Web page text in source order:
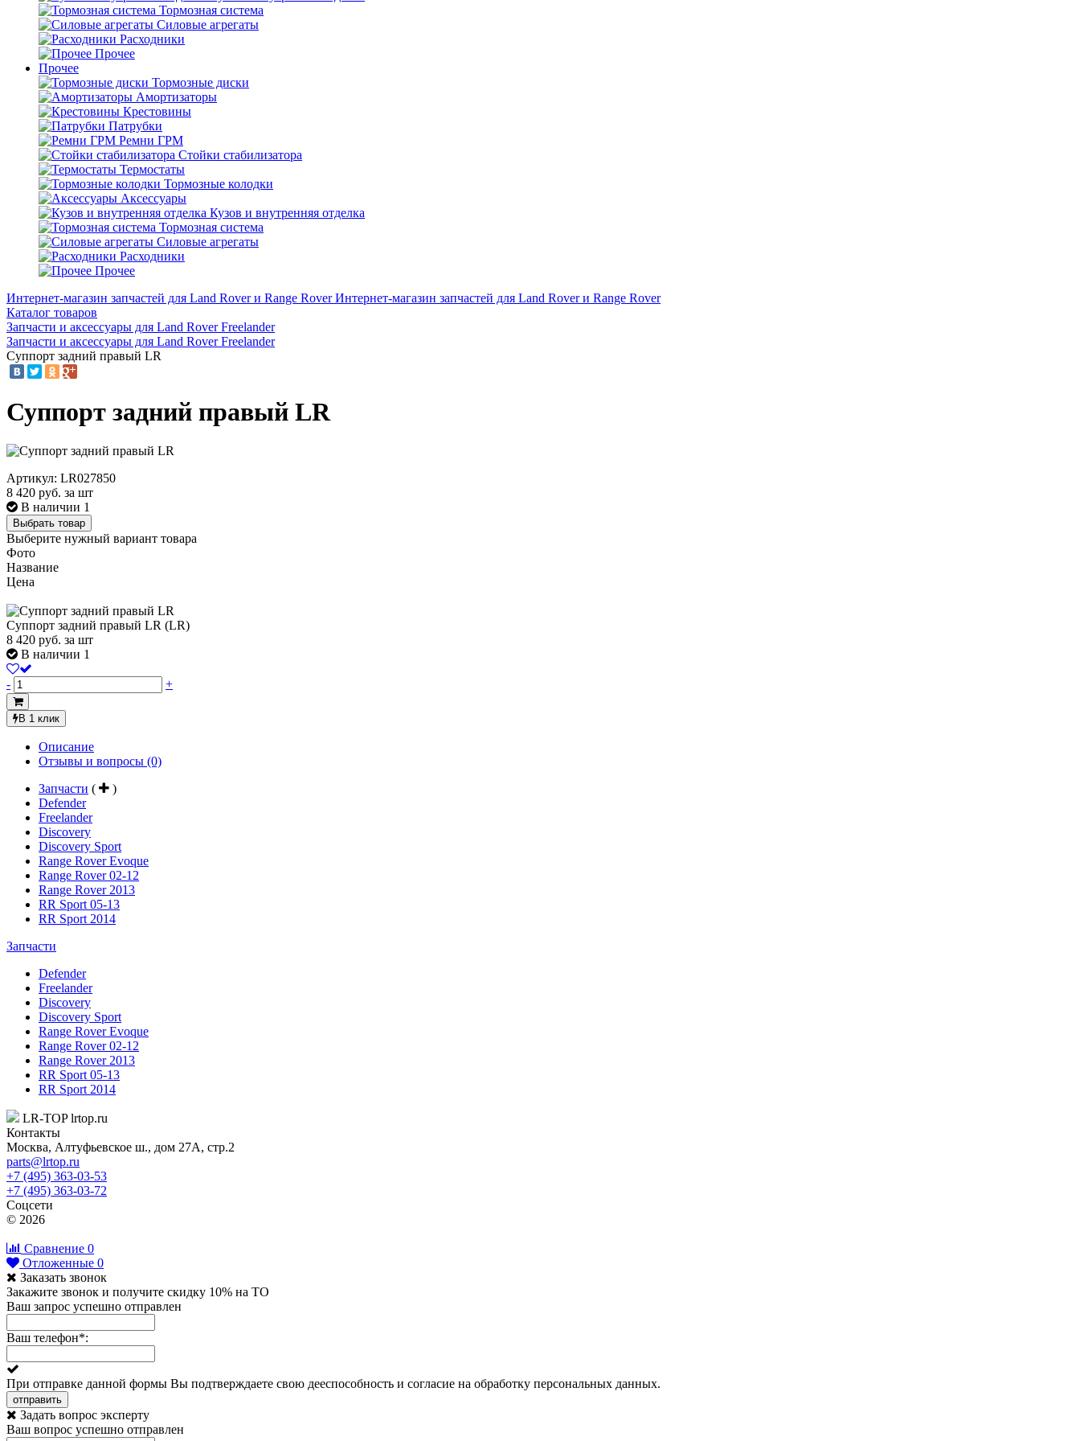
Тормозная система
Силовые агрегаты
Расходники
Прочее
Прочее
Тормозные диски
Амортизаторы
Крестовины
Патрубки
Ремни ГРМ
Стойки стабилизатора
Термостаты
Тормозные колодки
Аксессуары
Кузов и внутренняя отделка
Тормозная система
Силовые агрегаты
Расходники
Прочее
Интернет-магазин запчастей для Land Rover и Range RoverИнтернет-магазин запчастей для Land Rover и Range Rover
Каталог товаров
Запчасти и аксессуары для Land Rover Freelander
Запчасти и аксессуары для Land Rover Freelander
Суппорт задний правый LR
Суппорт задний правый LR
Артикул: LR027850
8 420 руб. за шт
В наличии 1
Выбрать товар
Выберите нужный вариант товара
Фото
Название
Цена
Суппорт задний правый LR (LR)
8 420 руб. за шт
В наличии 1
- +
В 1 клик
Описание
Отзывы и вопросы (0)
Запчасти (
)
Defender
Freelander
Discovery
Discovery Sport
Range Rover Evoque
Range Rover 02-12
Range Rover 2013
RR Sport 05-13
RR Sport 2014
Запчасти
Defender
Freelander
Discovery
Discovery Sport
Range Rover Evoque
Range Rover 02-12
Range Rover 2013
RR Sport 05-13
RR Sport 2014
LR-TOP lrtop.ru
Контакты
Москва, Алтуфьевское ш., дом 27А, стр.2
parts@lrtop.ru
+7 (495) 363-03-53
+7 (495) 363-03-72
Соцсети
© 2026
Сравнение 0
Отложенные 0
Заказать звонок
Закажите звонок и получите скидку 10% на ТО
Ваш запрос успешно отправлен
Ваш телефон*:
При отправке данной формы Вы подтверждаете свою дееспособность и согласие на обработку персональных данных.
отправить
Задать вопрос эксперту
Ваш вопрос успешно отправлен